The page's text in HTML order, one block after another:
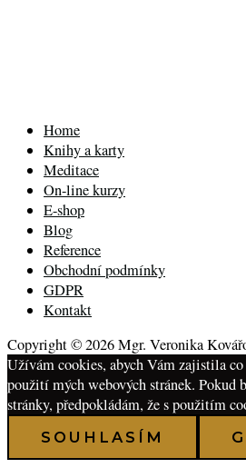
Home
Knihy a karty
Meditace
On-line kurzy
E-shop
Blog
Reference
Obchodní podmínky
GDPR
Kontakt
Copyright © 2026 Mgr. Veronika
Užívám cookies, abych Vám zajistila
použití mých webových stránek. Pokud
stránky, předpokládám, že s použitím
SOUHLASÍM